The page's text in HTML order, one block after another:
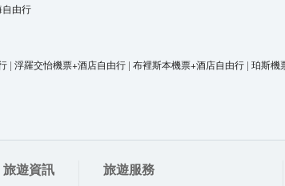
自由行
| 浮羅交怡機票+酒店自由行 | 布裡斯本機票+酒店自由行 | 珀斯機
旅遊資訊 旅遊服務